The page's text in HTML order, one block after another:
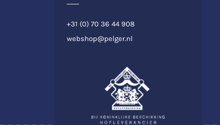
+31 (0) 70 36 44 908
webshop@pelger.nl